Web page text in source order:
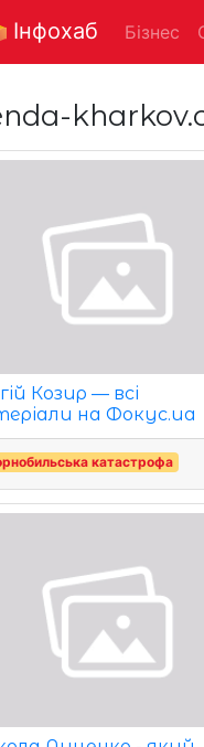
Інфохаб Бізнес
Козир — всі
на Фокус.ua
катастрофа